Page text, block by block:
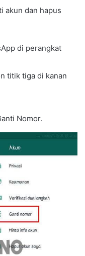
akun dan hapus
di perangkat
titik tiga di kanan
Nomor.